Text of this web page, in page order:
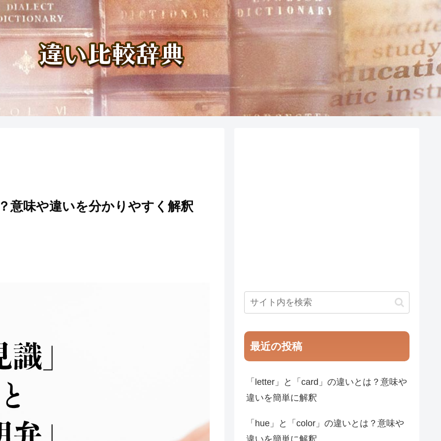
意味や違いを分かりやすく解釈
最近の投稿
「letter」と「card」の違いとは？意味や
違いを簡単に解釈
「hue」と「color」の違いとは？意味や